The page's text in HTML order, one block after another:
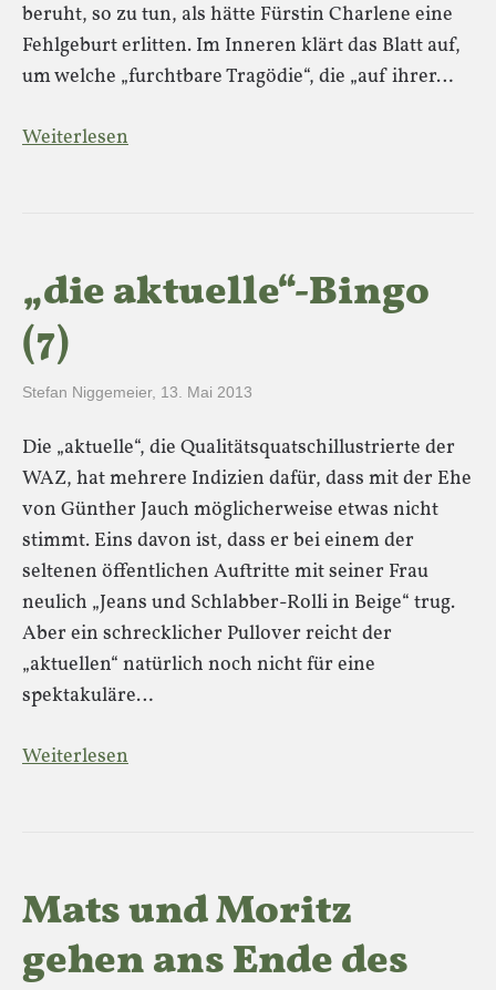
beruht, so zu tun, als hätte Fürstin Charlene eine
Fehlgeburt erlitten. Im Inneren klärt das Blatt auf,
um welche „furchtbare Tragödie“, die „auf ihrer…
Weiterlesen
„die aktuelle“-Bingo
(7)
Stefan Niggemeier, 13. Mai 2013
Die „aktuelle“, die Qualitätsquatschillustrierte der
WAZ, hat mehrere Indizien dafür, dass mit der Ehe
von Günther Jauch möglicherweise etwas nicht
stimmt. Eins davon ist, dass er bei einem der
seltenen öffentlichen Auftritte mit seiner Frau
neulich „Jeans und Schlabber-Rolli in Beige“ trug.
Aber ein schrecklicher Pullover reicht der
„aktuellen“ natürlich noch nicht für eine
spektakuläre…
Weiterlesen
Mats und Moritz
gehen ans Ende des